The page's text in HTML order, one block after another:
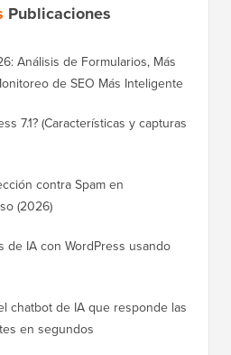
Publicaciones
Análisis de Formularios, Más
de SEO Más Inteligente
7.1? (Características y capturas
contra Spam en
(2026)
de IA con WordPress usando
chatbot de IA que responde las
en segundos